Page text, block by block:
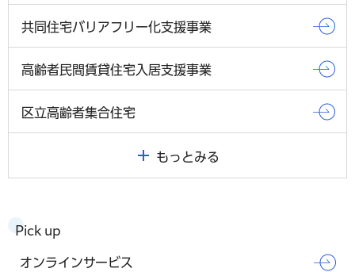
共同住宅バリアフリー化支援事業
高齢者民間賃貸住宅入居支援事業
区立高齢者集合住宅
もっとみる
Pick up
オンラインサービス